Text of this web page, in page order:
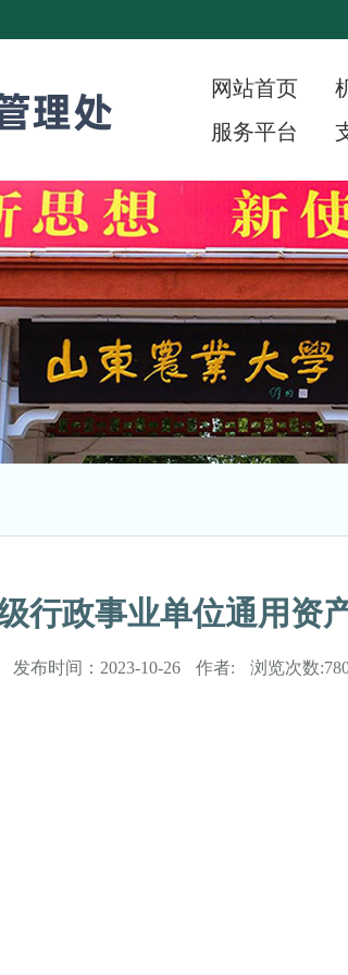
网站首页
服务平台
行政事业单位通用资
发布时间： 2023-10-26 作者: 浏览次数: